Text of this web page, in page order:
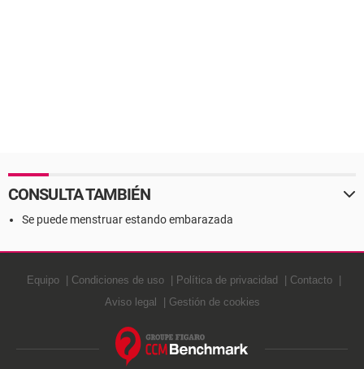
CONSULTA TAMBIÉN
Se puede menstruar estando embarazada
Equipo Condiciones de uso Política de privacidad
Contacto
Aviso legal
Gestión de cookies